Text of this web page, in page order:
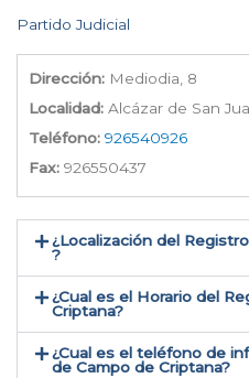
Partido Judicial
Dirección: Mediodia, 8
Localidad: Alcázar de San
Teléfono: 926540926
Fax: 926550437
¿Localización del
?
¿Cual es el Horario del
Criptana?
¿Cual es el teléfono de
de Campo de Criptana​?